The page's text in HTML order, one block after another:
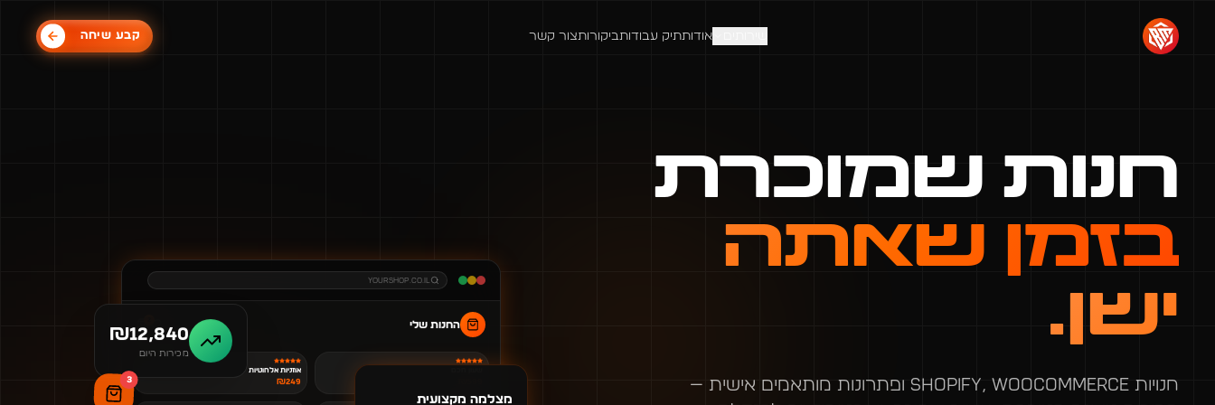
אודותתיק עבודותביקורותצור קשר קבע שיחה
חנות שמוכרת
בזמן שאתה
ישן.
חנויות Shopify, WooCommerce ופתרונות מותאמים אישית —
yourshop.co.il
החנות שלי
אוזניות אלחוטיות
₪249
₪12,840
3